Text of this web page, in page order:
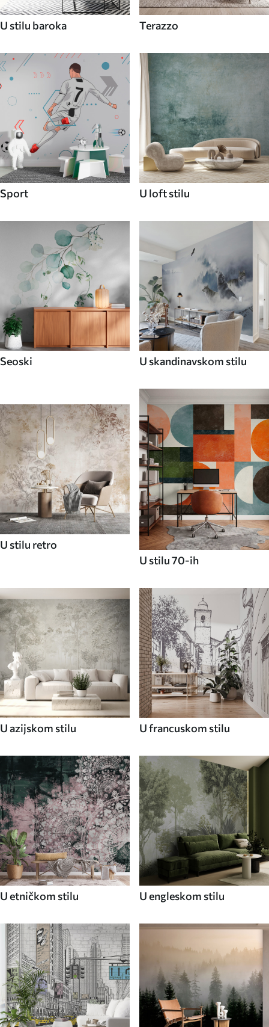
U stilu baroka Terazzo
Sport U loft stilu
Seoski U skandinavskom stilu
U stilu retro
U stilu 70-ih
U azijskom stilu U francuskom stilu
U etničkom stilu U engleskom stilu